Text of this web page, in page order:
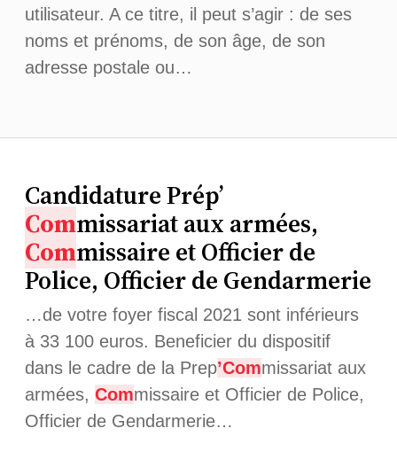
utilisateur. A ce titre, il peut s’agir : de ses
noms et prénoms, de son âge, de son
adresse postale ou…
Candidature Prép’
Commissariat aux armées,
Commissaire et Officier de
Police, Officier de Gendarmerie
…de votre foyer fiscal 2021 sont inférieurs
à 33 100 euros. Beneficier du dispositif
dans le cadre de la Prep’Commissariat aux
armées, Commissaire et Officier de Police,
Officier de Gendarmerie…